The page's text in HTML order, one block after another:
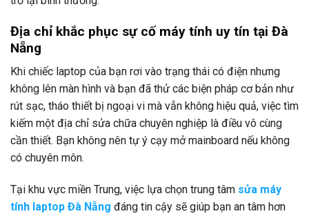
Địa chỉ khắc phục sự cố máy tính uy tín tại Đà
Nẵng
Khi chiếc laptop của bạn rơi vào trạng thái có điện nhưng
không lên màn hình và bạn đã thử các biện pháp cơ bản như
rút sạc, tháo thiết bị ngoại vi mà vẫn không hiệu quả, việc tìm
kiếm một địa chỉ sửa chữa chuyên nghiệp là điều vô cùng
cần thiết. Bạn không nên tự ý cạy mở mainboard nếu không
có chuyên môn.
Tại khu vực miền Trung, việc lựa chọn trung tâm sửa máy
tính laptop Đà Nẵng đáng tin cậy sẽ giúp bạn an tâm hơn